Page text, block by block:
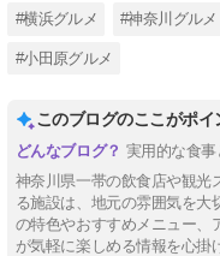
#横浜グルメ #神奈川グルメ
#小田原グルメ
このブログのここがポイ
実用的な食
神奈川県一帯の飲食店や観光
る施設は、地元の雰囲気を大
の特色やおすすめメニュー、
が気軽に楽しめる情報を心掛